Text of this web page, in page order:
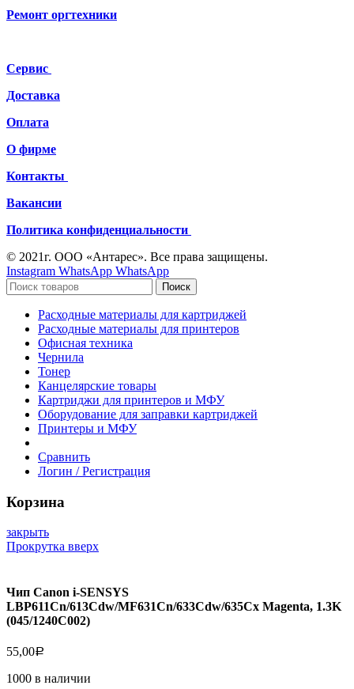
Ремонт оргтехники
Сервис
Доставка
Оплата
О фирме
Контакты
Вакансии
Политика конфиденциальности
© 2021г. ООО «Антарес». Все права защищены.
Instagram WhatsApp WhatsApp
Поиск
Расходные материалы для картриджей
Расходные материалы для принтеров
Офисная техника
Чернила
Тонер
Канцелярские товары
Картриджи для принтеров и МФУ
Оборудование для заправки картриджей
Принтеры и МФУ
Сравнить
Логин / Регистрация
Корзина
закрыть
Прокрутка вверх
Чип Canon i-SENSYS
LBP611Cn/613Cdw/MF631Cn/633Cdw/635Cx Magenta, 1.3K
(045/1240C002)
55,00Р
1000 в наличии